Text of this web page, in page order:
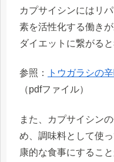
カプサイシンにはリ
素を活性化する働き
ダイエットに繋がる
参照：
トウガラシの
（pdfファイル）
また、カプサイシン
め、調味料として使
康的な食事にすること